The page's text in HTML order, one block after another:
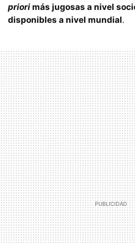
priori más jugosas a nivel
disponibles a nivel mundial.